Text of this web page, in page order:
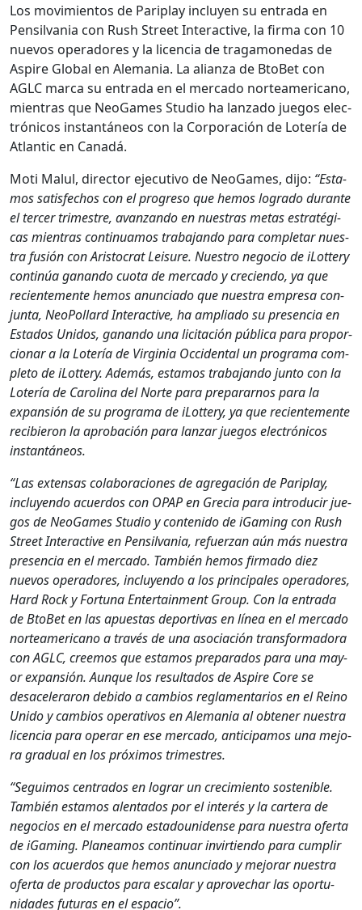
Los movimien­tos de Pariplay incluyen su entra­da en
Pen­sil­va­nia con Rush Street Inter­ac­tive, la fir­ma con 10
nuevos oper­adores y la licen­cia de trag­a­monedas de
Aspire Glob­al en Ale­ma­nia. La alian­za de Bto­Bet con
AGLC mar­ca su entra­da en el mer­ca­do norteam­er­i­cano,
mien­tras que NeoGames Stu­dio ha lan­za­do jue­gos elec­
tróni­cos instan­tá­neos con la Cor­po­ración de Lotería de
Atlantic en Canadá.
Moti Malul, direc­tor ejec­u­ti­vo de NeoGames, dijo: “Esta­
mos sat­is­fe­chos con el pro­gre­so que hemos logra­do durante
el ter­cer trimestre, avan­zan­do en nues­tras metas estratég­i­
cas mien­tras con­tin­u­amos tra­ba­jan­do para com­ple­tar nues­
tra fusión con Aris­to­crat Leisure. Nue­stro nego­cio de iLot­tery
con­tinúa ganan­do cuo­ta de mer­ca­do y cre­cien­do, ya que
recien­te­mente hemos anun­ci­a­do que nues­tra empre­sa con­
jun­ta, NeoPol­lard Inter­ac­tive, ha ampli­a­do su pres­en­cia en
Esta­dos Unidos, ganan­do una lic­itación públi­ca para pro­por­
cionar a la Lotería de Vir­ginia Occi­den­tal un pro­gra­ma com­
ple­to de iLot­tery. Además, esta­mos tra­ba­jan­do jun­to con la
Lotería de Car­oli­na del Norte para prepararnos para la
expan­sión de su pro­gra­ma de iLot­tery, ya que recien­te­mente
reci­bieron la aprobación para lan­zar jue­gos elec­tróni­cos
instan­tá­neos.
“Las exten­sas colab­o­ra­ciones de agre­gación de Pariplay,
incluyen­do acuer­dos con OPAP en Gre­cia para intro­ducir jue­
gos de NeoGames Stu­dio y con­tenido de iGam­ing con Rush
Street Inter­ac­tive en Pen­sil­va­nia, refuerzan aún más nues­tra
pres­en­cia en el mer­ca­do. Tam­bién hemos fir­ma­do diez
nuevos oper­adores, incluyen­do a los prin­ci­pales oper­adores,
Hard Rock y For­tu­na Enter­tain­ment Group. Con la entra­da
de Bto­Bet en las apues­tas deporti­vas en línea en el mer­ca­do
norteam­er­i­cano a través de una aso­ciación trans­for­mado­ra
con AGLC, creemos que esta­mos prepara­dos para una may­
or expan­sión. Aunque los resul­ta­dos de Aspire Core se
desacel­er­aron debido a cam­bios reglamen­tar­ios en el Reino
Unido y cam­bios oper­a­tivos en Ale­ma­nia al obten­er nues­tra
licen­cia para oper­ar en ese mer­ca­do, antic­i­pamos una mejo­
ra grad­ual en los próx­i­mos trimestres.
“Seguimos cen­tra­dos en lograr un crec­imien­to sostenible.
Tam­bién esta­mos alen­ta­dos por el interés y la cartera de
nego­cios en el mer­ca­do esta­dounidense para nues­tra ofer­ta
de iGam­ing. Planeamos con­tin­uar invir­tien­do para cumplir
con los acuer­dos que hemos anun­ci­a­do y mejo­rar nues­tra
ofer­ta de pro­duc­tos para escalar y aprovechar las opor­tu­
nidades futuras en el espa­cio”.